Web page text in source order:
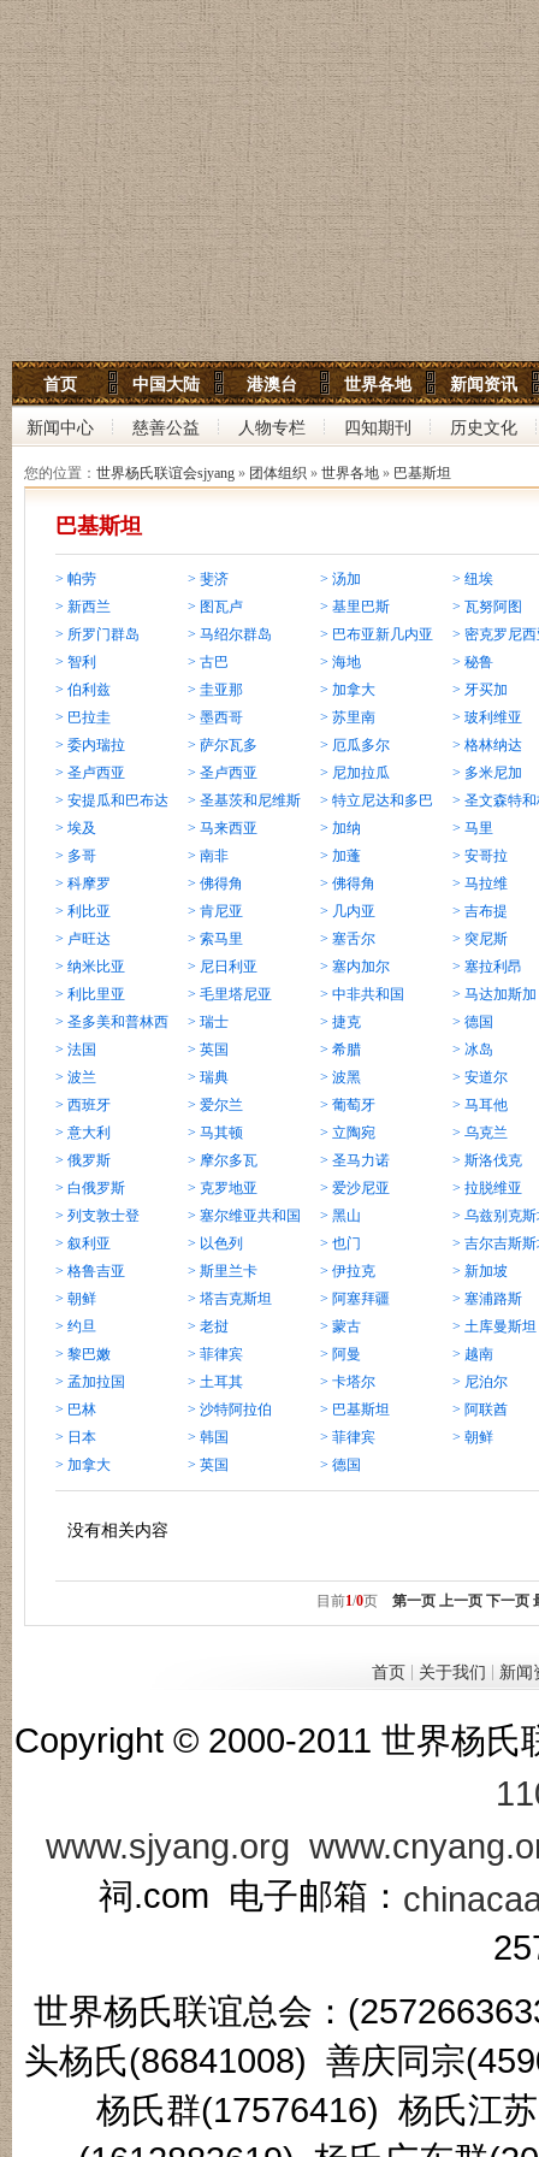
世界杨氏宗亲网
世界杨氏联谊会
中华杨氏大宗祠
首页 中国大陆 港澳台 世界各地 新闻资讯
新闻中心 慈善公益 人物专栏 四知期刊 历史文化
您的位置： 世界杨氏联谊会sjyang » 团体组织 » 世界各地 » 巴基斯坦
巴基斯坦
> 帕劳 > 斐济 > 汤加
> 纽埃
> 新西兰
> 图瓦卢 > 基里巴斯
> 瓦努阿图
> 所罗门群岛
> 马绍尔群岛 > 巴布亚新几内亚
> 密克罗尼
> 智利
> 古巴 > 海地
> 秘鲁
> 伯利兹
> 圭亚那 > 加拿大
> 牙买加
> 巴拉圭
> 墨西哥 > 苏里南
> 玻利维亚
> 委内瑞拉
> 萨尔瓦多 > 厄瓜多尔
> 格林纳达
> 圣卢西亚
> 圣卢西亚 > 尼加拉瓜
> 多米尼加
> 安提瓜和巴布达
> 圣基茨和尼维斯
> 特立尼达和多巴
哥
> 圣文森特
纳丁斯
> 埃及 > 马来西亚 > 加纳
> 马里
> 多哥
> 南非 > 加蓬
> 安哥拉
> 科摩罗
> 佛得角 > 佛得角
> 马拉维
> 利比亚
> 肯尼亚 > 几内亚
> 吉布提
> 卢旺达
> 索马里 > 塞舌尔
> 突尼斯
> 纳米比亚
> 尼日利亚 > 塞内加尔
> 塞拉利昂
> 利比里亚
> 毛里塔尼亚 > 中非共和国
> 马达加斯加
> 圣多美和普林西
比
> 瑞士 > 捷克
> 德国
> 法国
> 英国 > 希腊
> 冰岛
> 波兰
> 瑞典 > 波黑
> 安道尔
> 西班牙
> 爱尔兰 > 葡萄牙
> 马耳他
> 意大利
> 马其顿 > 立陶宛
> 乌克兰
> 俄罗斯
> 摩尔多瓦 > 圣马力诺
> 斯洛伐克
> 白俄罗斯
> 克罗地亚 > 爱沙尼亚
> 拉脱维亚
> 列支敦士登
> 塞尔维亚共和国 > 黑山
> 乌兹别克
> 叙利亚
> 以色列 > 也门
> 吉尔吉斯
> 格鲁吉亚
> 斯里兰卡 > 伊拉克
> 新加坡
> 朝鲜
> 塔吉克斯坦 > 阿塞拜疆
> 塞浦路斯
> 约旦
> 老挝 > 蒙古
> 土库曼斯坦
> 黎巴嫩
> 菲律宾 > 阿曼
> 越南
> 孟加拉国
> 土耳其 > 卡塔尔
> 尼泊尔
> 巴林
> 沙特阿拉伯 > 巴基斯坦
> 阿联酋
> 日本
> 韩国 > 菲律宾
> 朝鲜
> 加拿大
> 英国 > 德国
没有相关内容
目前1/0页 第一页 上一页 下一页
首页| 关于我们 新闻
Copyright © 2000-2011 世界杨
www.sjyang.org
祠.com 电子邮箱：
世界杨氏联谊总会：
头杨氏(86841008) 善庆同宗
杨氏群(17576416) 杨氏江